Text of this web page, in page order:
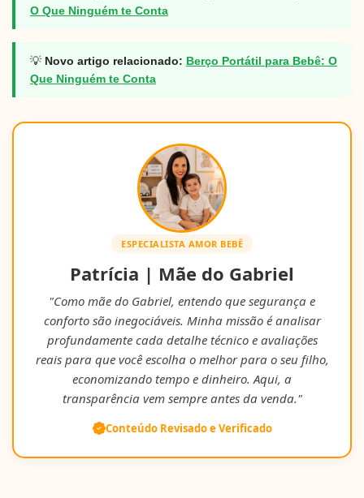
O Que Ninguém te Conta
💡 Novo artigo relacionado: Berço Portátil para Bebê: O
Que Ninguém te Conta
ESPECIALISTA AMOR BEBÊ
Patrícia | Mãe do Gabriel
"Como mãe do Gabriel, entendo que segurança e
conforto são inegociáveis. Minha missão é analisar
profundamente cada detalhe técnico e avaliações
reais para que você escolha o melhor para o seu filho,
economizando tempo e dinheiro. Aqui, a
transparência vem sempre antes da venda."
Conteúdo Revisado e Verificado